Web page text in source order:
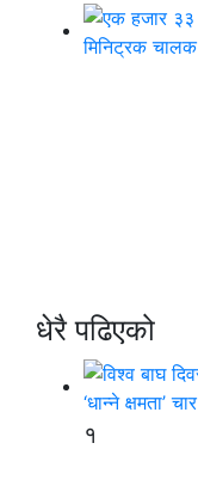
धेरै पढिएको
१